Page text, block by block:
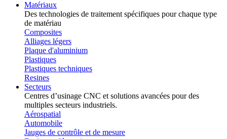
Matériaux
Des technologies de traitement spécifiques pour chaque type
de matériau
Composites
Alliages légers
Plaque d'aluminium
Plastiques
Plastiques techniques
Resines
Secteurs
Centres d’usinage CNC et solutions avancées pour des
multiples secteurs industriels.
Aérospatial
Automobile
Jauges de contrôle et de mesure